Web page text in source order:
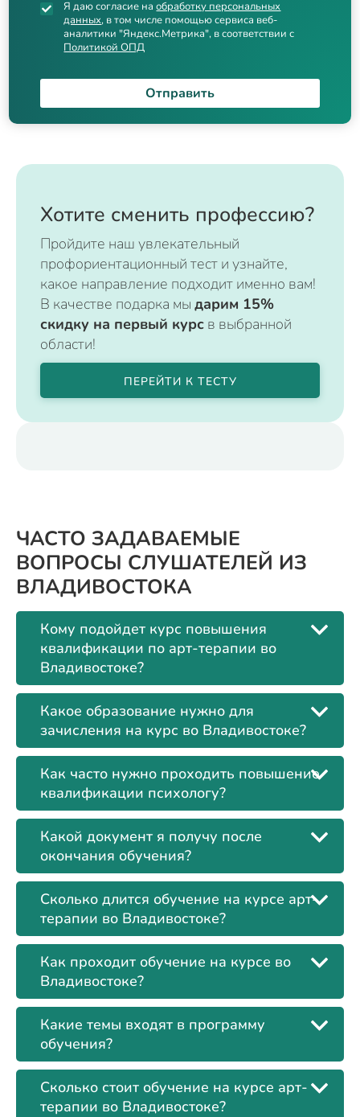
Я даю согласие наобработку персональных
данных, в том числе помощью сервиса веб-
аналитики "Яндекс.Метрика", в соответствии с
Политикой ОПД
Отправить
Хотите сменить профессию?
Пройдите наш увлекательный
профориентационный тест и узнайте,
какое направление подходит именно вам!
В качестве подарка мы дарим 15%
скидку на первый курс в выбранной
области!
ПЕРЕЙТИ К ТЕСТУ
ЧАСТО ЗАДАВАЕМЫЕ
ВОПРОСЫ СЛУШАТЕЛЕЙ ИЗ
ВЛАДИВОСТОКА
Кому подойдет курс повышения
квалификации по арт-терапии во
Владивостоке?
Какое образование нужно для
зачисления на курс во Владивостоке?
Как часто нужно проходить повышение
квалификации психологу?
Какой документ я получу после
окончания обучения?
Сколько длится обучение на курсе арт-
терапии во Владивостоке?
Как проходит обучение на курсе во
Владивостоке?
Какие темы входят в программу
обучения?
Сколько стоит обучение на курсе арт-
терапии во Владивостоке?